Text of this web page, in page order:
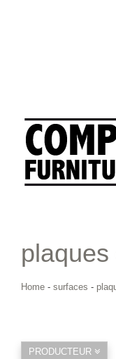
Home - surfaces -
PRODUCTEUR